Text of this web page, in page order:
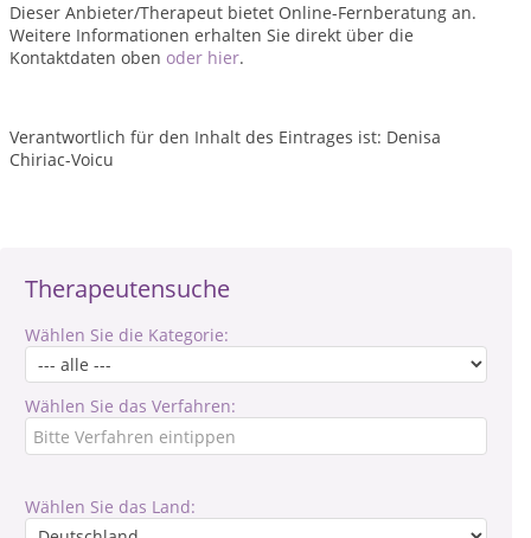
Therapeutensuche
Wählen Sie die Kategorie:
Wählen Sie das Verfahren:
Wählen Sie das Land:
Dieser Anbieter/Therapeut bietet Online-Fernberatung an.
Weitere Informationen erhalten Sie direkt über die
Kontaktdaten oben oder hier.
Verantwortlich für den Inhalt des Eintrages ist: Denisa
Chiriac-Voicu